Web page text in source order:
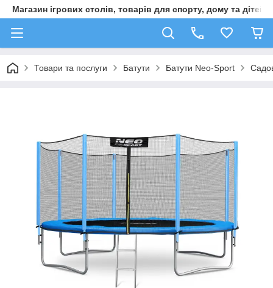
Магазин ігрових столів, товарів для спорту, дому та дітей
Товари та послуги Батути Батути Neo-Sport